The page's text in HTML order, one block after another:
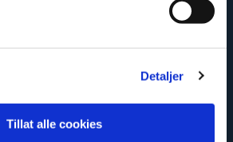
Detaljer
Tillat alle cookies